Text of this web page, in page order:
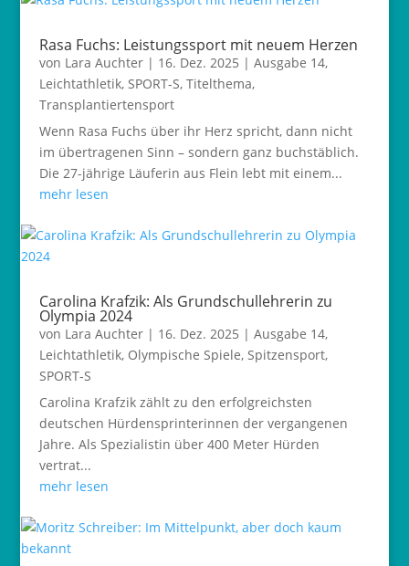
Rasa Fuchs: Leistungssport mit neuem Herzen
von Lara Auchter| 16. Dez. 2025 | Ausgabe 14,
Leichtathletik, SPORT-S, Titelthema,
Transplantiertensport
Wenn Rasa Fuchs über ihr Herz spricht, dann nicht
im übertragenen Sinn – sondern ganz buchstäblich.
Die 27-jährige Läuferin aus Flein lebt mit einem...
mehr lesen
Carolina Krafzik: Als Grundschullehrerin zu
Olympia 2024
von Lara Auchter| 16. Dez. 2025 | Ausgabe 14,
Leichtathletik, Olympische Spiele, Spitzensport,
SPORT-S
Carolina Krafzik zählt zu den erfolgreichsten
deutschen Hürdensprinterinnen der vergangenen
Jahre. Als Spezialistin über 400 Meter Hürden
vertrat...
mehr lesen